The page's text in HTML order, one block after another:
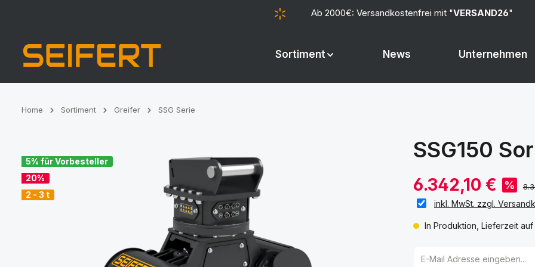
Ab 2000€: Versandkostenfrei mit "VERSAND26"
Sortiment News Unternehmen
Home Sortiment Greifer SSG Serie
5% für Vorbesteller
20%
2 - 3 t
SSG150
6.342,10 € %
inkl. MwSt. zzgl.
In Produktion, Lieferzeit